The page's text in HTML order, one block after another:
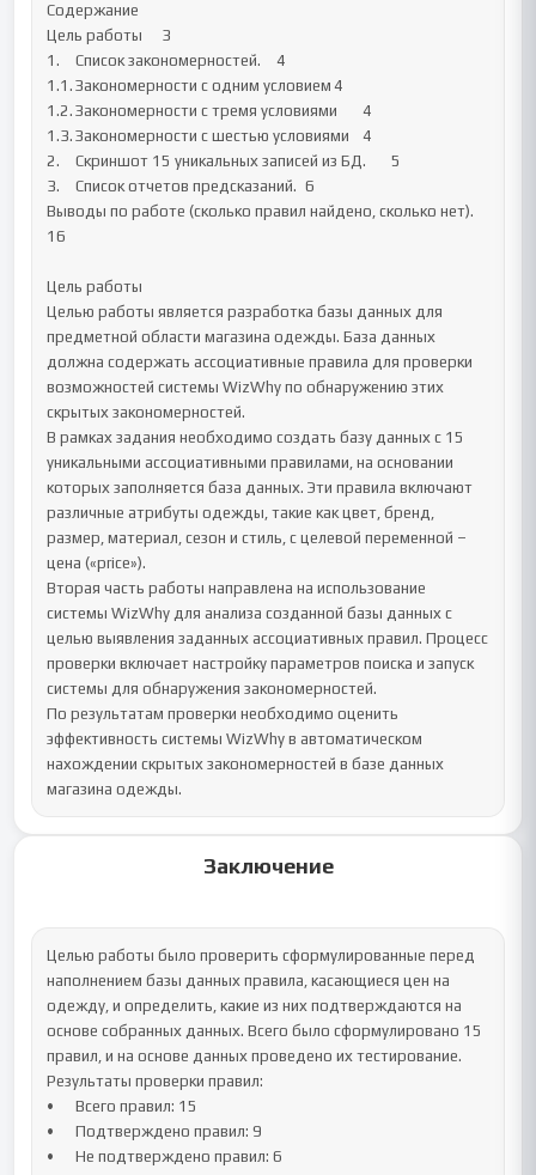
Содержание
Цель работы	3
1.	Список закономерностей.	4
1.1.	Закономерности с одним условием	4
1.2.	Закономерности с тремя условиями	4
1.3.	Закономерности с шестью условиями	4
2.	Cкриншот 15 уникальных записей из БД.	5
3.	Список отчетов предсказаний.	6
Выводы по работе (сколько правил найдено, сколько нет).
16
Цель работы
Целью работы является разработка базы данных для
предметной области магазина одежды. База данных
должна содержать ассоциативные правила для проверки
возможностей системы WizWhy по обнаружению этих
скрытых закономерностей.
В рамках задания необходимо создать базу данных с 15
уникальными ассоциативными правилами, на основании
которых заполняется база данных. Эти правила включают
различные атрибуты одежды, такие как цвет, бренд,
размер, материал, сезон и стиль, с целевой переменной –
цена («price»).
Вторая часть работы направлена на использование
системы WizWhy для анализа созданной базы данных с
целью выявления заданных ассоциативных правил. Процесс
проверки включает настройку параметров поиска и запуск
системы для обнаружения закономерностей.
По результатам проверки необходимо оценить
эффективность системы WizWhy в автоматическом
нахождении скрытых закономерностей в базе данных
магазина одежды.
Заключение
Целью работы было проверить сформулированные перед
наполнением базы данных правила, касающиеся цен на
одежду, и определить, какие из них подтверждаются на
основе собранных данных. Всего было сформулировано 15
правил, и на основе данных проведено их тестирование.
Результаты проверки правил:
•	Всего правил: 15
•	Подтверждено правил: 9
•	Не подтверждено правил: 6